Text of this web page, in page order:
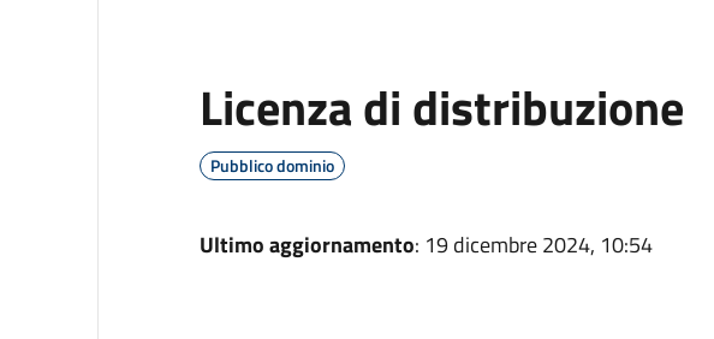
Licenza di distribuzione
Pubblico dominio
Ultimo aggiornamento: 19 dicembre 2024, 10:54